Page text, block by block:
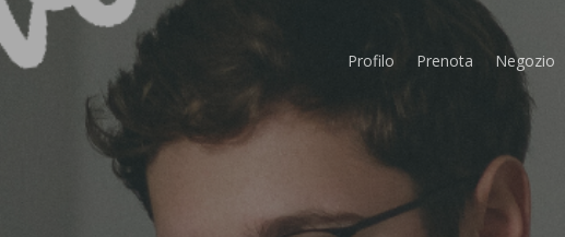
Profilo Prenota Negozio